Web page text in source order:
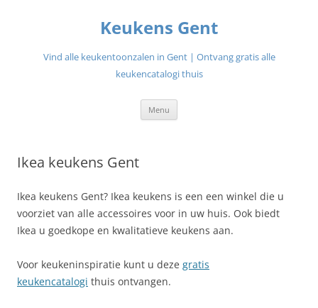
Keukens Gent
Vind alle keukentoonzalen in Gent | Ontvang gratis alle
keukencatalogi thuis
Menu
Ikea keukens Gent
Ikea keukens Gent? Ikea keukens is een een winkel die u
voorziet van alle accessoires voor in uw huis. Ook biedt
Ikea u goedkope en kwalitatieve keukens aan.
Voor keukeninspiratie kunt u deze gratis
keukencatalogi thuis ontvangen.